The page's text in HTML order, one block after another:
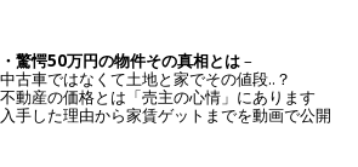
・驚愕50万円の物件その真相とは–
中古車ではなくて土地と家でその値段..？
不動産の価格とは「売主の心情」にあります
入手した理由から家賃ゲットまでを動画で公開